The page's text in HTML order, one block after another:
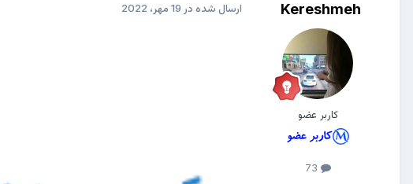
Kereshmeh
کاربر عضو
ارسال شده در 19 مهر، 2022